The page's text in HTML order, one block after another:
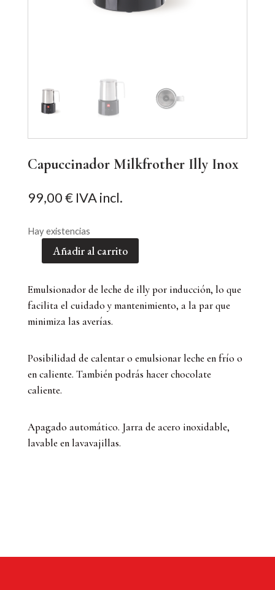
Capuccinador Milkfrother Illy Inox
99,00€ IVA incl.
Hay existencias
Capuccinador
Illy
Inox
cantidad
Añadir al carrito
Emulsionador de leche de illy por inducción, lo que
facilita el cuidado y mantenimiento, a la par que
minimiza las averías.
Posibilidad de calentar o emulsionar leche en frío o
en caliente. También podrás hacer chocolate
caliente.
Apagado automático. Jarra de acero inoxidable,
lavable en lavavajillas.